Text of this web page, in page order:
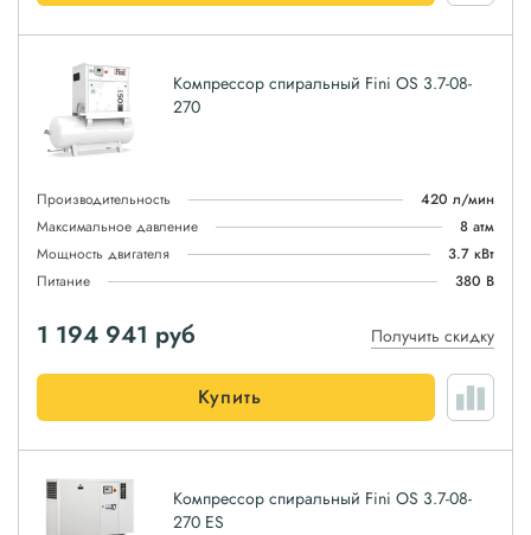
Компрессор спиральный Fini OS 3.7-08-
270
Производительность
420 л/мин
Максимальное давление
8 атм
Мощность двигателя
3.7 кВт
Питание
380 В
1 194 941 руб Получить скидку
Купить
Компрессор спиральный Fini OS 3.7-08-
270 ES